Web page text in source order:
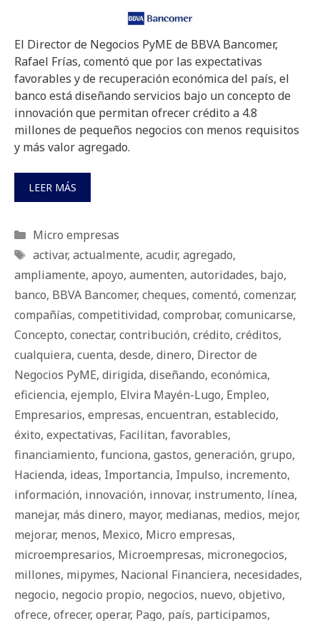
El Director de Negocios PyME de BBVA Bancomer,
Rafael Frías, comentó que por las expectativas
favorables y de recuperación económica del país, el
banco está diseñando servicios bajo un concepto de
innovación que permitan ofrecer crédito a 4.8
millones de pequeños negocios con menos requisitos
y más valor agregado.
LEER MÁS
Categorías
Micro empresas
Etiquetas
activar, actualmente, acudir, agregado,
ampliamente, apoyo, aumenten, autoridades, bajo,
banco, BBVA Bancomer, cheques, comentó, comenzar,
compañías, competitividad, comprobar, comunicarse,
Concepto, conectar, contribución, crédito, créditos,
cualquiera, cuenta, desde, dinero, Director de
Negocios PyME, dirigida, diseñando, económica,
eficiencia, ejemplo, Elvira Mayén-Lugo, Empleo,
Empresarios, empresas, encuentran, establecido,
éxito, expectativas, Facilitan, favorables,
financiamiento, funciona, gastos, generación, grupo,
Hacienda, ideas, Importancia, Impulso, incremento,
información, innovación, innovar, instrumento, línea,
manejar, más dinero, mayor, medianas, medios, mejor,
mejorar, menos, Mexico, Micro empresas,
microempresarios, Microempresas, micronegocios,
millones, mipymes, Nacional Financiera, necesidades,
negocio, negocio propio, negocios, nuevo, objetivo,
ofrece, ofrecer, operar, Pago, país, participamos,